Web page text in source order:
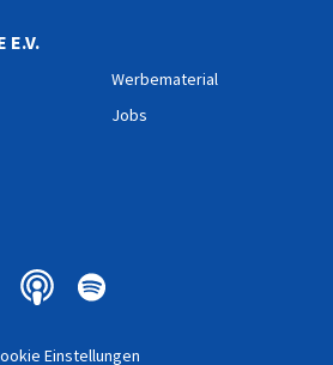
E.V.
Werbematerial
Jobs
Einstellungen